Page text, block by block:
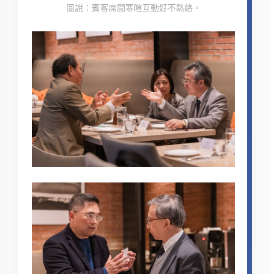
圖說：賓客席間寒暄互動好不熱絡。